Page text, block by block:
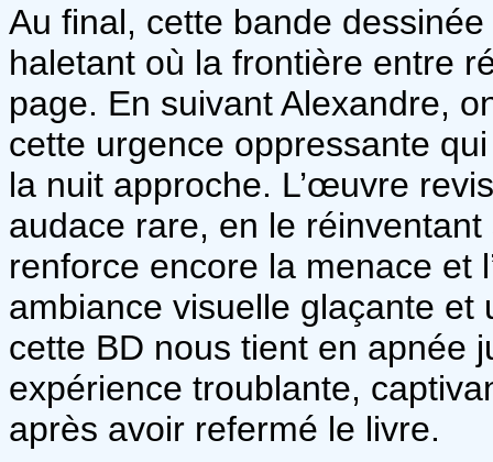
Au final, cette bande
haletant où la frontière entre
page. En suivant Alexandre,
cette urgence oppressante
la nuit approche. L’œuvre
audace rare, en le
renforce encore la menace et
ambiance visuelle glaçante
cette BD nous tient en apnée
expérience troublante,
après avoir refermé le livre.